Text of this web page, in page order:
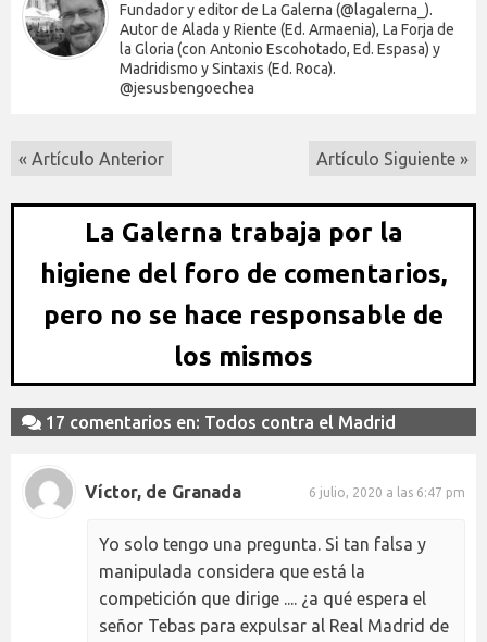
Fundador y editor de La Galerna (@lagalerna_).
Autor de Alada y Riente (Ed. Armaenia), La Forja de
la Gloria (con Antonio Escohotado, Ed. Espasa) y
Madridismo y Sintaxis (Ed. Roca).
@jesusbengoechea
« Artículo Anterior Artículo Siguiente »
La Galerna trabaja por la
higiene del foro de comentarios,
pero no se hace responsable de
los mismos
17 comentarios en: Todos contra el Madrid
Víctor, de Granada 6 julio, 2020 a las 6:47 pm
Yo solo tengo una pregunta. Si tan falsa y
manipulada considera que está la
competición que dirige .... ¿a qué espera el
señor Tebas para expulsar al Real Madrid de